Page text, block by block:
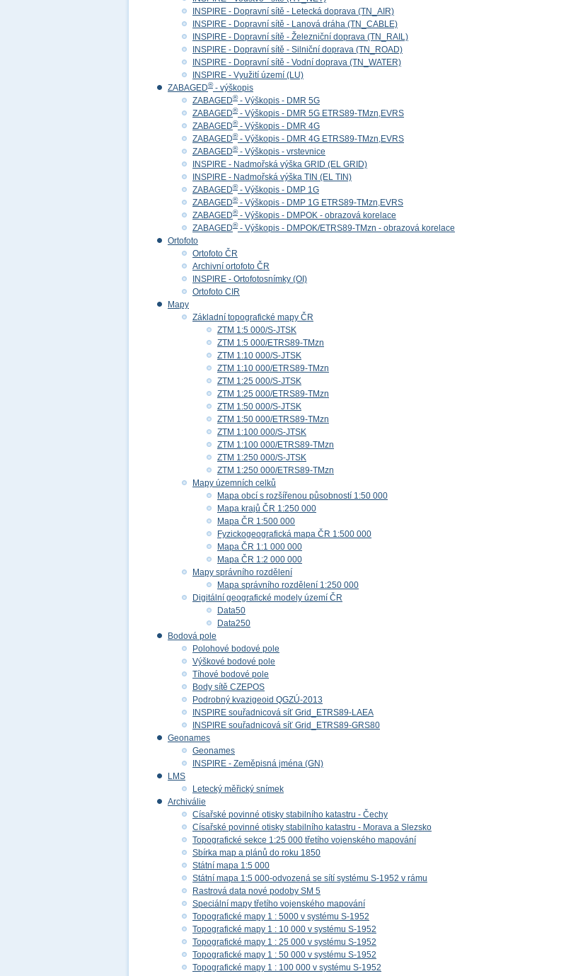
INSPIRE - Dopravní sítě - Letecká doprava (TN_AIR)
INSPIRE - Dopravní sítě - Lanová dráha (TN_CABLE)
INSPIRE - Dopravní sítě - Železniční doprava (TN_RAIL)
INSPIRE - Dopravní sítě - Silniční doprava (TN_ROAD)
INSPIRE - Dopravní sítě - Vodní doprava (TN_WATER)
INSPIRE - Využití území (LU)
ZABAGED®- výškopis
ZABAGED®- Výškopis - DMR 5G
ZABAGED®- Výškopis - DMR 5G ETRS89-TMzn,EVRS
ZABAGED®- Výškopis - DMR 4G
ZABAGED®- Výškopis - DMR 4G ETRS89-TMzn,EVRS
ZABAGED®- Výškopis - vrstevnice
INSPIRE - Nadmořská výška GRID (EL GRID)
INSPIRE - Nadmořská výška TIN (EL TIN)
ZABAGED®- Výškopis - DMP 1G
ZABAGED®- Výškopis - DMP 1G ETRS89-TMzn,EVRS
ZABAGED®- Výškopis - DMPOK - obrazová korelace
ZABAGED®- Výškopis - DMPOK/ETRS89-TMzn - obrazová korelace
Ortofoto
Ortofoto ČR
Archivní ortofoto ČR
INSPIRE - Ortofotosnímky (OI)
Ortofoto CIR
Mapy
Základní topografické mapy ČR
ZTM 1:5 000/S-JTSK
ZTM 1:5 000/ETRS89-TMzn
ZTM 1:10 000/S-JTSK
ZTM 1:10 000/ETRS89-TMzn
ZTM 1:25 000/S-JTSK
ZTM 1:25 000/ETRS89-TMzn
ZTM 1:50 000/S-JTSK
ZTM 1:50 000/ETRS89-TMzn
ZTM 1:100 000/S-JTSK
ZTM 1:100 000/ETRS89-TMzn
ZTM 1:250 000/S-JTSK
ZTM 1:250 000/ETRS89-TMzn
Mapy územních celků
Mapa obcí s rozšířenou působností 1:50 000
Mapa krajů ČR 1:250 000
Mapa ČR 1:500 000
Fyzickogeografická mapa ČR 1:500 000
Mapa ČR 1:1 000 000
Mapa ČR 1:2 000 000
Mapy správního rozdělení
Mapa správního rozdělení 1:250 000
Digitální geografické modely území ČR
Data50
Data250
Bodová pole
Polohové bodové pole
Výškové bodové pole
Tíhové bodové pole
Body sítě CZEPOS
Podrobný kvazigeoid QGZÚ-2013
INSPIRE souřadnicová síť Grid_ETRS89-LAEA
INSPIRE souřadnicová síť Grid_ETRS89-GRS80
Geonames
Geonames
INSPIRE - Zeměpisná jména (GN)
LMS
Letecký měřický snímek
Archiválie
Císařské povinné otisky stabilního katastru - Čechy
Císařské povinné otisky stabilního katastru - Morava a Slezsko
Topografické sekce 1:25 000 třetího vojenského mapování
Sbírka map a plánů do roku 1850
Státní mapa 1:5 000
Státní mapa 1:5 000-odvozená se sítí systému S-1952 v rámu
Rastrová data nové podoby SM 5
Speciální mapy třetího vojenského mapování
Topografické mapy 1 : 5000 v systému S-1952
Topografické mapy 1 : 10 000 v systému S-1952
Topografické mapy 1 : 25 000 v systému S-1952
Topografické mapy 1 : 50 000 v systému S-1952
Topografické mapy 1 : 100 000 v systému S-1952